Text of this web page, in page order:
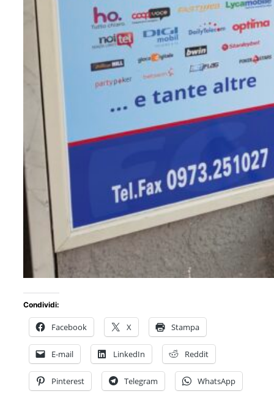
Condividi:
Facebook X Stampa
E-mail LinkedIn Reddit
Pinterest Telegram WhatsApp